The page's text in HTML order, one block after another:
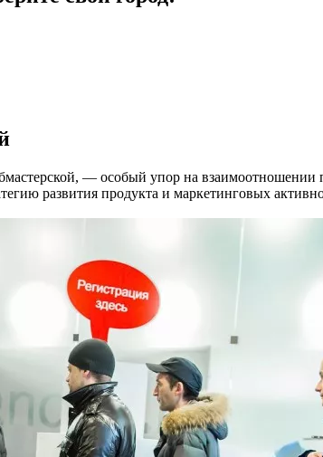
— особый упор на взаимоотношении
развития продукта и маркетинговых